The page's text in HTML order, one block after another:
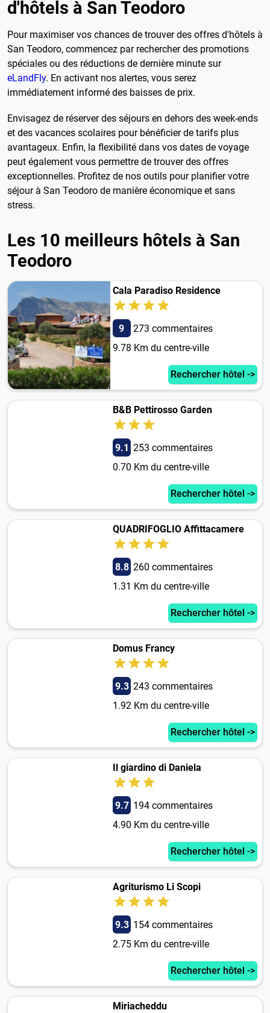
d'hôtels à San Teodoro
Pour maximiser vos chances de trouver des offres d'hôtels à
San Teodoro, commencez par rechercher des promotions
spéciales ou des réductions de dernière minute sur
eLandFly. En activant nos alertes, vous serez
immédiatement informé des baisses de prix.
Envisagez de réserver des séjours en dehors des week-ends
et des vacances scolaires pour bénéficier de tarifs plus
avantageux. Enfin, la flexibilité dans vos dates de voyage
peut également vous permettre de trouver des offres
exceptionnelles. Profitez de nos outils pour planifier votre
séjour à San Teodoro de manière économique et sans
stress.
Les 10 meilleurs hôtels à San
Teodoro
Cala Paradiso Residence
9
273 commentaires
9.78 Km du centre-ville
Rechercher hôtel ->
B&B Pettirosso Garden
9.1 253 commentaires
0.70 Km du centre-ville
Rechercher hôtel ->
QUADRIFOGLIO Affittacamere
8.8 260 commentaires
1.31 Km du centre-ville
Rechercher hôtel ->
Domus Francy
9.3 243 commentaires
1.92 Km du centre-ville
Rechercher hôtel ->
Il giardino di Daniela
9.7 194 commentaires
4.90 Km du centre-ville
Rechercher hôtel ->
Agriturismo Li Scopi
9.3 154 commentaires
2.75 Km du centre-ville
Rechercher hôtel ->
Miriacheddu